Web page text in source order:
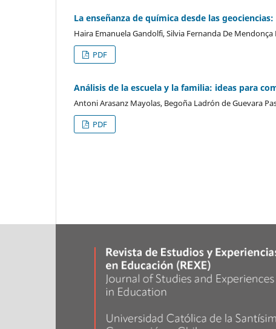
La enseñanza de química desde las
Haira Emanuela Gandolfi, Silvia Fernanda De Mendonça
PDF
Análisis de la escuela y la familia: ideas para
Antoni Arasanz Mayolas, Begoña Ladrón de Guevara
PDF